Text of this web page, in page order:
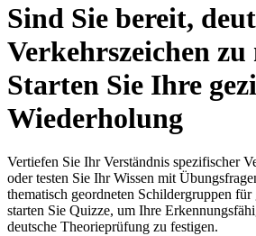
Sind Sie bereit,
Verkehrszeichen zu
Starten Sie Ihre
Wiederholung
Vertiefen Sie Ihr Verständnis spezifischer
oder testen Sie Ihr Wissen mit
thematisch geordneten Schildergruppen
starten Sie Quizze, um Ihre
deutsche Theorieprüfung zu festigen.